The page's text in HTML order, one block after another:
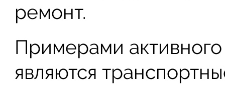
ремонт.
Примерами
являются